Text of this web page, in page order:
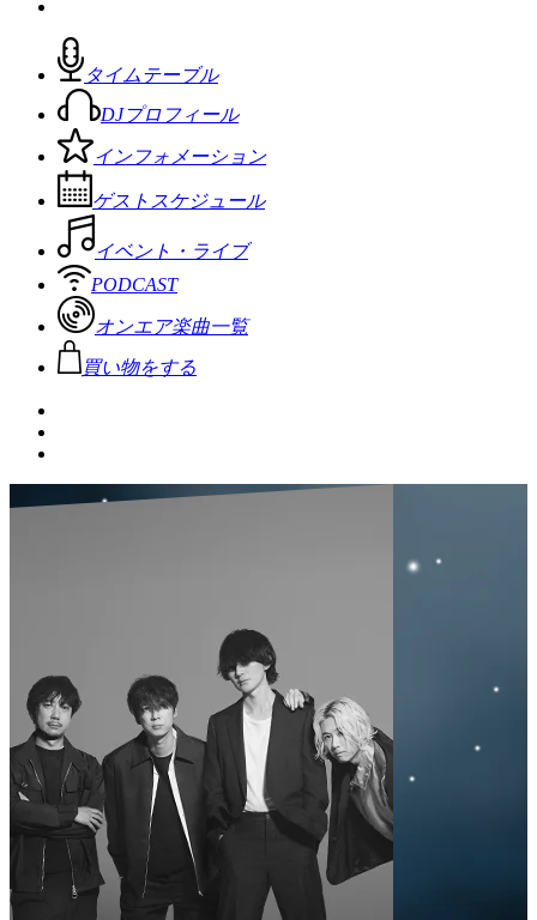
タイムテーブル
DJプロフィール
インフォメーション
ゲストスケジュール
イベント・ライブ
PODCAST
オンエア楽曲一覧
買い物をする